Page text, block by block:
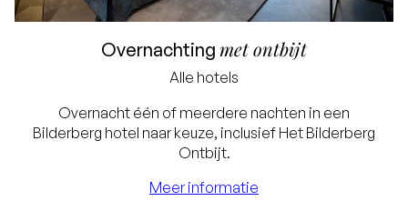
Overnachting met ontbijt
Alle hotels
Overnacht één of meerdere nachten in een
Bilderberg hotel naar keuze, inclusief Het Bilderberg
Ontbijt.
Meer informatie
Laagste prijsgarantie
Gratis annuleren tot